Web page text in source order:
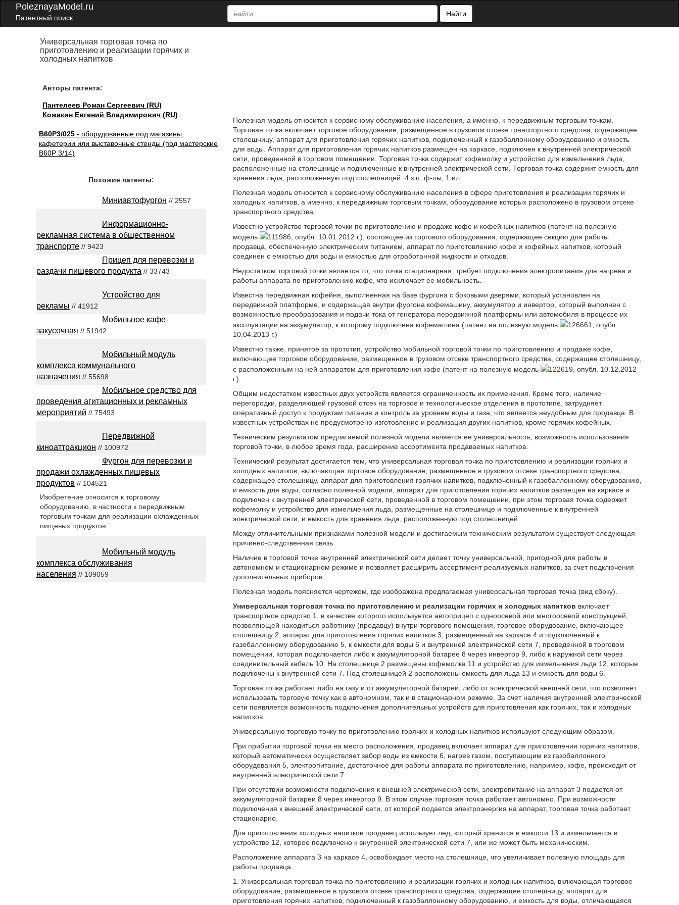
PoleznayaModel.ru
Патентный поиск
Найти
Универсальная торговая точка по
приготовлению и реализации горячих и
холодных напитков
Авторы патента:
Пантелеев Роман Сергеевич (RU)
Кожакин Евгений Владимирович (RU)
B60P3/025 - оборудованные под магазины,
кафетерии или выставочные стенды (под мастерские
B60P 3/14)
Полезная модель относится к сервисному обслуживанию населения, а именно, к передвижным торговым точкам.
Торговая точка включает торговое оборудование, размещенное в грузовом отсеке транспортного средства, содержащее
столешницу, аппарат для приготовления горячих напитков, подключенный к газобаллонному оборудованию и емкость
для воды. Аппарат для приготовления горячих напитков размещен на каркасе, подключен к внутренней электрической
сети, проведенной в торговом помещении. Торговая точка содержит кофемолку и устройство для измельчения льда,
расположенные на столешнице и подключенные к внутренней электрической сети. Торговая точка содержит емкость для
хранения льда, расположенную под столешницей. 4 з.п. ф-лы, 1 ил.
Полезная модель относится к сервисному обслуживанию населения в сфере приготовления и реализации горячих и
холодных напитков, а именно, к передвижным торговым точкам, оборудование которых расположено в грузовом отсеке
транспортного средства.
Известно устройство торговой точки по приготовлению и продаже кофе и кофейных напитков (патент на полезную
модель
111986, опубл. 10.01.2012 г.), состоящее из торгового оборудования, содержащее секцию для работы
продавца, обеспеченную электрическим питанием, аппарат по приготовлению кофе и кофейных напитков, который
соединен с емкостью для воды и емкостью для отработанной жидкости и отходов.
Недостатком торговой точки является то, что точка стационарная, требует подключения электропитания для нагрева и
работы аппарата по приготовлению кофе, что исключает ее мобильность.
Известна передвижная кофейня, выполненная на базе фургона с боковыми дверями, который установлен на
передвижной платформе, и содержащая внутри фургона кофемашину, аккумулятор и инвертор, который выполнен с
возможностью преобразования и подачи тока от генератора передвижной платформы или автомобиля в процессе их
эксплуатации на аккумулятор, к которому подключена кофемашина (патент на полезную модель
126661, опубл.
10.04.2013 г.)
Известно также, принятое за прототип, устройство мобильной торговой точки по приготовлению и продаже кофе,
включающее торговое оборудование, размещенное в грузовом отсеке транспортного средства, содержащее столешницу,
с расположенным на ней аппаратом для приготовления кофе (патент на полезную модель
122619, опубл. 10.12.2012
г.).
Общим недостатком известных двух устройств является ограниченность их применения. Кроме того, наличие
перегородки, разделяющей грузовой отсек на торговое и технологическое отделения в прототипе, затрудняет
оперативный доступ к продуктам питания и контроль за уровнем воды и газа, что является неудобным для продавца. В
известных устройствах не предусмотрено изготовление и реализация других напитков, кроме горячих кофейных.
Техническим результатом предлагаемой полезной модели является ее универсальность, возможность использования
торговой точки, в любое время года, расширение ассортимента продаваемых напитков.
Технический результат достигается тем, что универсальная торговая точка по приготовлению и реализации горячих и
холодных напитков, включающая торговое оборудование, размещенное в грузовом отсеке транспортного средства,
содержащее столешницу, аппарат для приготовления горячих напитков, подключенный к газобаллонному оборудованию,
и емкость для воды, согласно полезной модели, аппарат для приготовления горячих напитков размещен на каркасе и
подключен к внутренней электрической сети, проведенной в торговом помещении, при этом торговая точка содержит
кофемолку и устройство для измельчения льда, размещенные на столешнице и подключенные к внутренней
электрической сети, и емкость для хранения льда, расположенную под столешницей.
Между отличительными признаками полезной модели и достигаемым техническим результатом существует следующая
причинно-следственная связь.
Наличие в торговой точке внутренней электрической сети делает точку универсальной, пригодной для работы в
автономном и стационарном режиме и позволяет расширить ассортимент реализуемых напитков, за счет подключения
дополнительных приборов.
Полезная модель поясняется чертежом, где изображена предлагаемая универсальная торговая точка (вид сбоку).
Универсальная торговая точка по приготовлению и реализации горячих и холодных напитков включает
транспортное средство 1, в качестве которого используется автоприцеп с одноосевой или многоосевой конструкцией,
позволяющей находиться работнику (продавцу) внутри торгового помещения, торговое оборудование, включающее
столешницу 2, аппарат для приготовления горячих напитков 3, размещенный на каркасе 4 и подключенный к
газобаллонному оборудованию 5, к емкости для воды 6 и внутренней электрической сети 7, проведенной в торговом
помещении, которая подключается либо к аккумуляторной батарее 8 через инвертор 9, либо к наружной сети через
соединительный кабель 10. На столешнице 2 размещены кофемолка 11 и устройство для измельчения льда 12, которые
подключены к внутренней сети 7. Под столешницей 2 расположены емкость для льда 13 и емкость для воды 6.
Торговая точка работает либо на газу и от аккумуляторной батареи, либо от электрической внешней сети, что позволяет
использовать торговую точку как в автономном, так и в стационарном режиме. За счет наличия внутренней электрической
сети появляется возможность подключения дополнительных устройств для приготовления как горячих, так и холодных
напитков.
Универсальную торговую точку по приготовлению горячих и холодных напитков используют следующим образом.
При прибытии торговой точки на место расположения, продавец включает аппарат для приготовления горячих напитков,
который автоматически осуществляет забор воды из емкости 6, нагрев газом, поступающим из газобаллонного
оборудования 5, электропитание, достаточное для работы аппарата по приготовлению, например, кофе, происходит от
внутренней электрической сети 7.
При отсутствии возможности подключения к внешней электрической сети, электропитание на аппарат 3 подается от
аккумуляторной батареи 8 через инвертор 9. В этом случае торговая точка работает автономно. При возможности
подключения к внешней электрической сети, от которой подается электроэнергия на аппарат, торговая точка работает
стационарно.
Для приготовления холодных напитков продавец использует лед, который хранится в емкости 13 и измельчается в
устройстве 12, которое подключено к внутренней электрической сети 7, или же может быть механическим.
Расположение аппарата 3 на каркасе 4, освобождает место на столешнице, что увеличивает полезную площадь для
работы продавца.
1. Универсальная торговая точка по приготовлению и реализации горячих и холодных напитков, включающая торговое
оборудование, размещенное в грузовом отсеке транспортного средства, содержащее столешницу, аппарат для
приготовления горячих напитков, подключенный к газобаллонному оборудованию, и емкость для воды, отличающаяся
Похожие патенты:
Миниавтофургон // 2557
Информационно-
рекламная система в общественном
транспорте // 9423
Прицеп для перевозки и
раздачи пищевого продукта // 33743
Устройство для
рекламы // 41912
Мобильное кафе-
закусочная // 51942
Мобильный модуль
комплекса коммунального
назначения // 55698
Мобильное средство для
проведения агитационных и рекламных
мероприятий // 75493
Передвижной
киноаттракцион // 100972
Фургон для перевозки и
продажи охлажденных пищевых
продуктов // 104521
Изобретение относится к торговому
оборудованию, в частности к передвижным
торговым точкам для реализации охлажденных
пищевых продуктов
Мобильный модуль
комплекса обслуживания
населения // 109059